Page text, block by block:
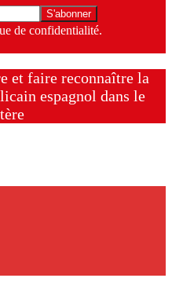
de confidentialité.
et faire reconnaître la
espagnol dans le